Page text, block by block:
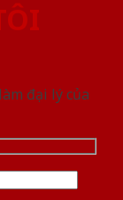
đại lý của